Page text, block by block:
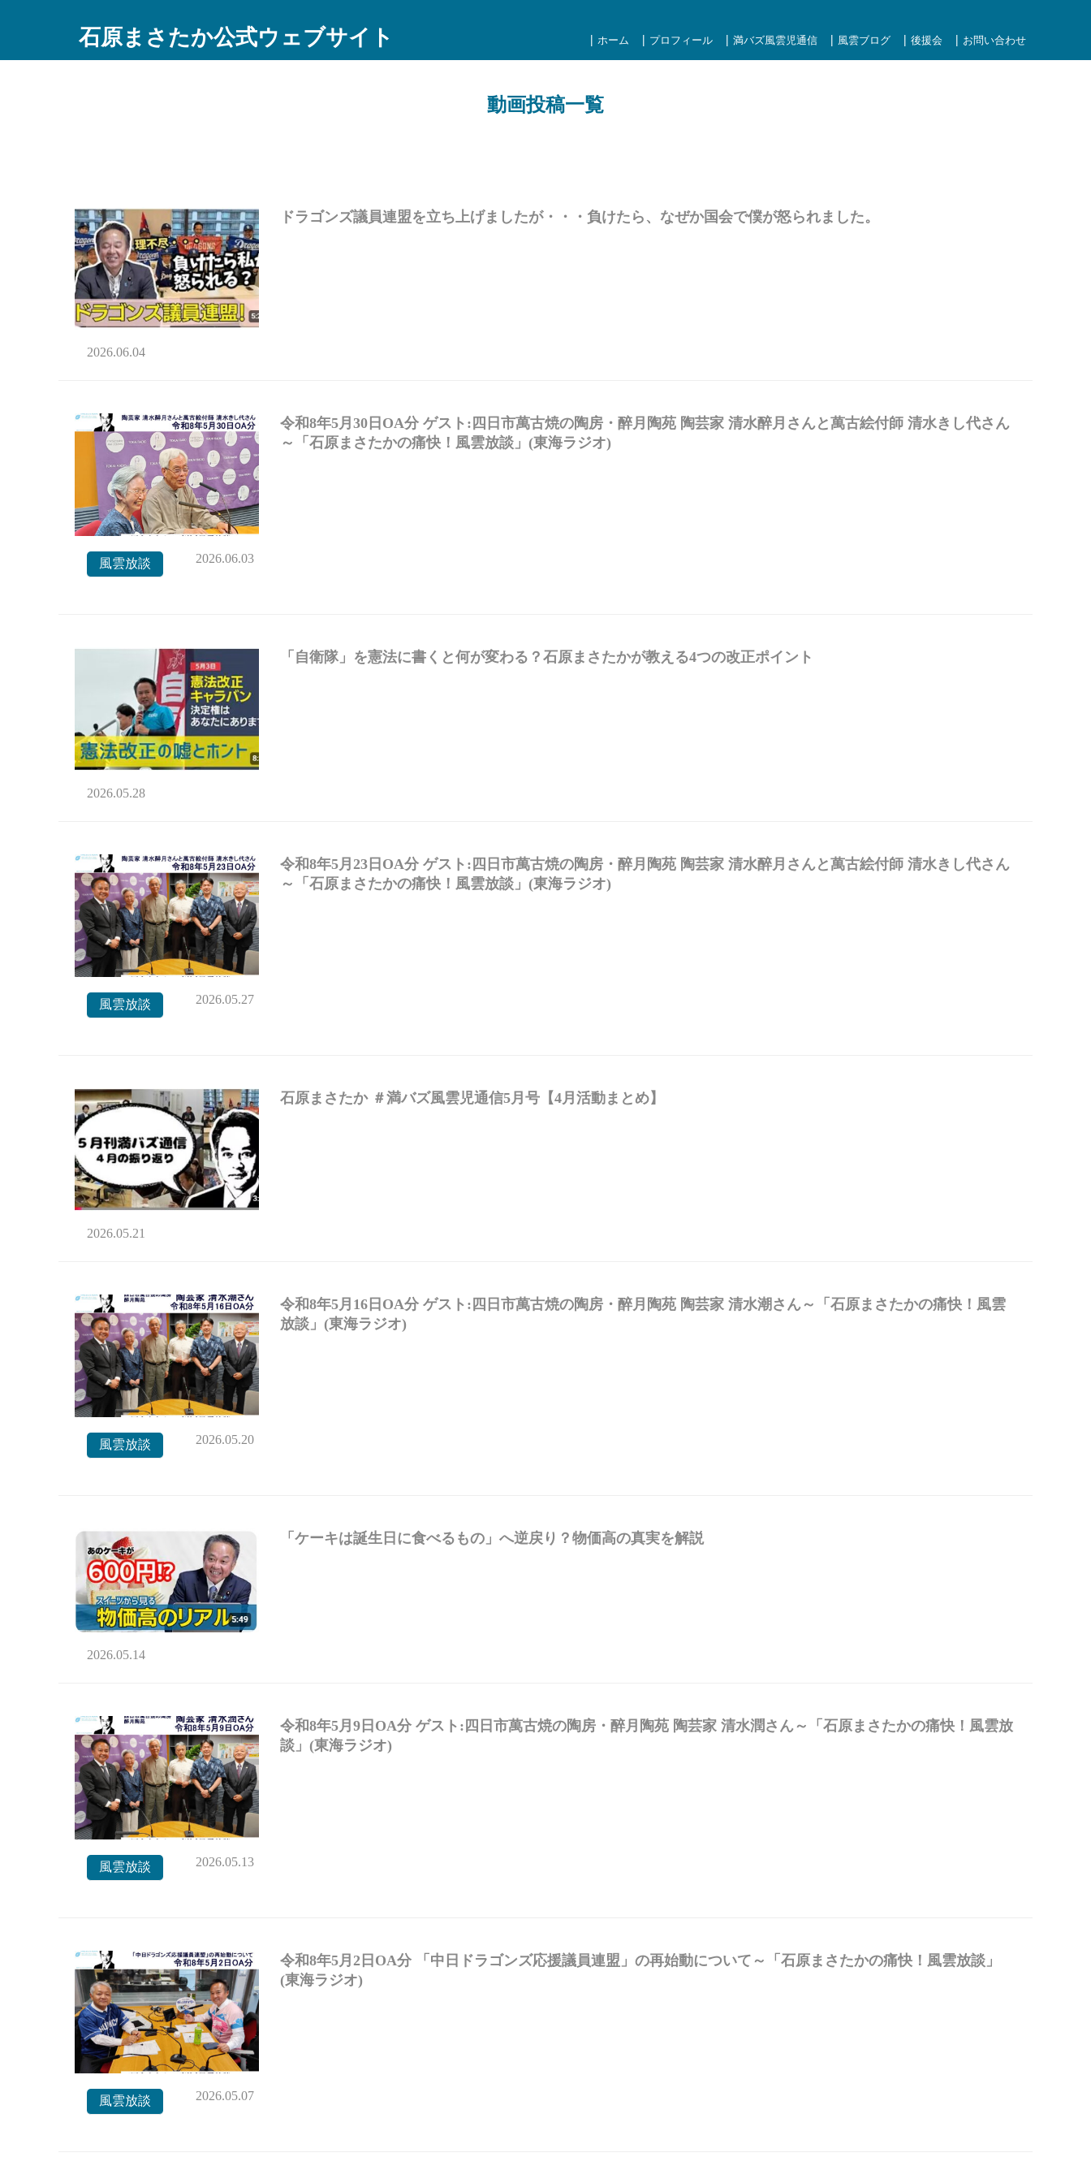
石原まさたか公式ウェブサイト ホーム プロフィール 満バズ風雲児通信 風雲ブログ 後援会 お問い合わせ
動画投稿一覧
ドラゴンズ議員連盟を立ち上げましたが・・・負けたら、なぜか国会で僕が怒られました。
2026.06.04
令和8年5月30日OA分 ゲスト:四日市萬古焼の陶房・醉月陶苑 陶芸家 清水醉月さんと萬古絵付師 清水きし代さん
～「石原まさたかの痛快！風雲放談」(東海ラジオ)
風雲放談 2026.06.03
「自衛隊」を憲法に書くと何が変わる？石原まさたかが教える4つの改正ポイント
2026.05.28
令和8年5月23日OA分 ゲスト:四日市萬古焼の陶房・醉月陶苑 陶芸家 清水醉月さんと萬古絵付師 清水きし代さん
～「石原まさたかの痛快！風雲放談」(東海ラジオ)
風雲放談 2026.05.27
石原まさたか ＃満バズ風雲児通信5月号【4月活動まとめ】
2026.05.21
令和8年5月16日OA分 ゲスト:四日市萬古焼の陶房・醉月陶苑 陶芸家 清水潮さん～「石原まさたかの痛快！風雲
放談」(東海ラジオ)
風雲放談 2026.05.20
「ケーキは誕生日に食べるもの」へ逆戻り？物価高の真実を解説
2026.05.14
令和8年5月9日OA分 ゲスト:四日市萬古焼の陶房・醉月陶苑 陶芸家 清水潤さん～「石原まさたかの痛快！風雲放
談」(東海ラジオ)
風雲放談 2026.05.13
令和8年5月2日OA分 「中日ドラゴンズ応援議員連盟」の再始動について～「石原まさたかの痛快！風雲放談」
(東海ラジオ)
風雲放談 2026.05.07